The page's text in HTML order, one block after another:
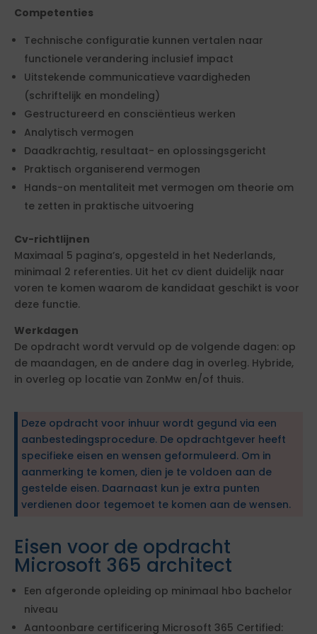
Competenties
Technische configuratie kunnen vertalen naar
functionele verandering inclusief impact
Uitstekende communicatieve vaardigheden
(schriftelijk en mondeling)
Gestructureerd en consciëntieus werken
Analytisch vermogen
Daadkrachtig, resultaat- en oplossingsgericht
Praktisch organiserend vermogen
Hands-on mentaliteit met vermogen om theorie om
te zetten in praktische uitvoering
Cv-richtlijnen
Maximaal 5 pagina’s, opgesteld in het Nederlands,
minimaal 2 referenties. Uit het cv dient duidelijk naar
voren te komen waarom de kandidaat geschikt is voor
deze functie.
Werkdagen
De opdracht wordt vervuld op de volgende dagen: op
de maandagen, en de andere dag in overleg. Hybride,
in overleg op locatie van ZonMw en/of thuis.
Deze opdracht voor inhuur wordt gegund via een
aanbestedingsprocedure. De opdrachtgever heeft
specifieke eisen en wensen geformuleerd. Om in
aanmerking te komen, dien je te voldoen aan de
gestelde eisen. Daarnaast kun je extra punten
verdienen door tegemoet te komen aan de wensen.
Eisen voor de opdracht
Microsoft 365 architect
Een afgeronde opleiding op minimaal hbo bachelor
niveau
Aantoonbare certificering Microsoft 365 Certified: